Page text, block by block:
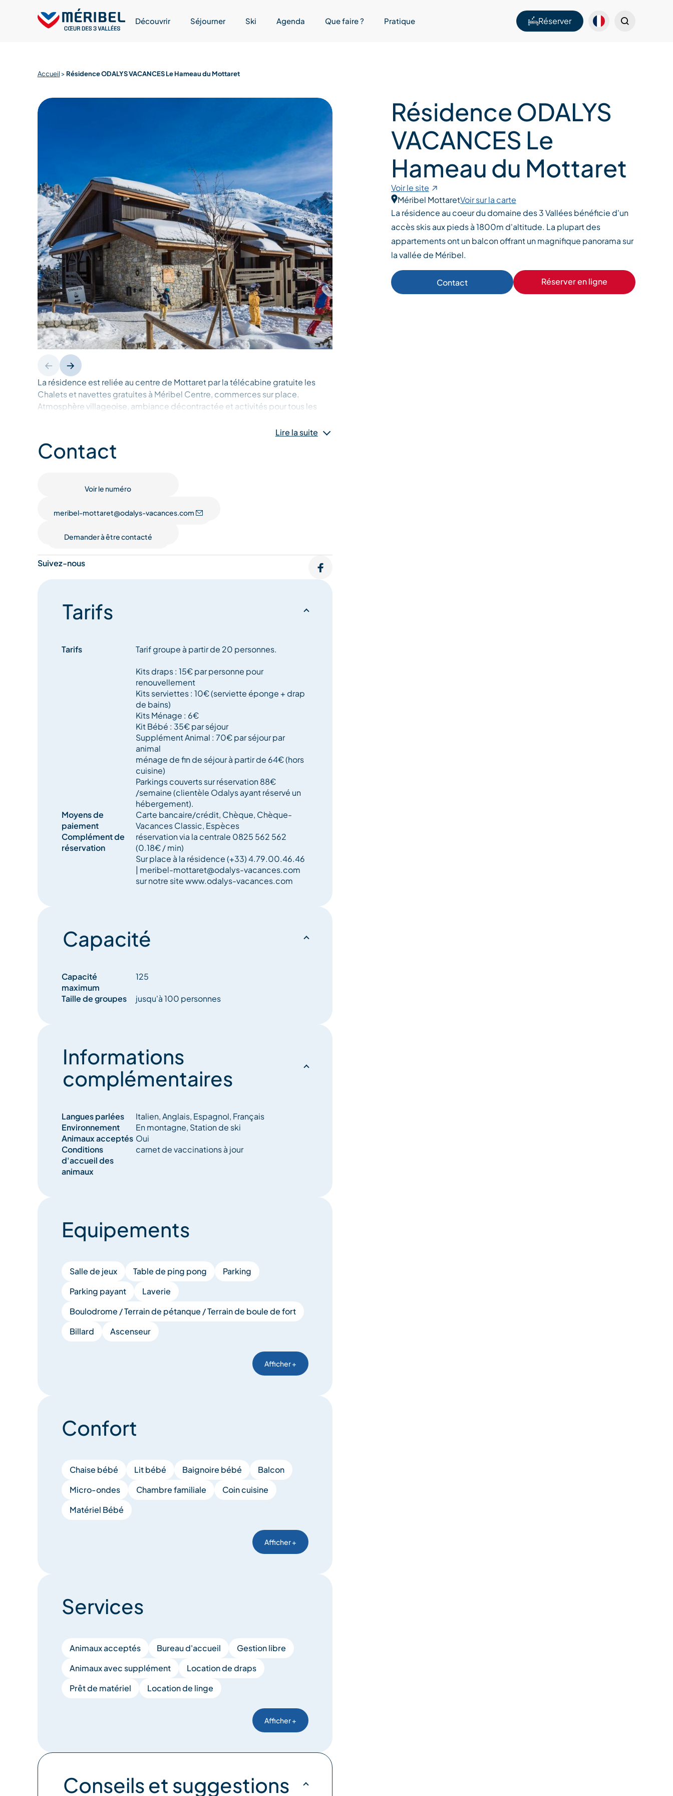
Découvrir Séjourner Ski Agenda Que faire ? Pratique Réserver
Accueil > Résidence ODALYS VACANCES Le Hameau du Mottaret
La résidence est reliée au centre de Mottaret par la télécabine gratuite les
Chalets et navettes gratuites à Méribel Centre, commerces sur place.
Atmosphère villageoise, ambiance décontractée et activités pour tous les
coeur de la Nature pour des balades inoubliables et au coeur du domaine des
3 Vallées, accès direct sur les pistes depuis la Résidence à proximité de sites
naturels exceptionnels (réserve naturelle du lac de Tuéda, Parc National de la
Lire la suite
Contact
Voir le numéro
meribel-mottaret@odalys-vacances.com
Demander à être contacté
Suivez-nous
Tarifs
Tarifs Tarif groupe à partir de 20 personnes.
Kits draps : 15€ par personne pour
renouvellement
Kits serviettes : 10€ (serviette éponge + drap
de bains)
Kits Ménage : 6€
Kit Bébé : 35€ par séjour
Supplément Animal : 70€ par séjour par
animal
ménage de fin de séjour à partir de 64€ (hors
cuisine)
Parkings couverts sur réservation 88€
/semaine (clientèle Odalys ayant réservé un
hébergement).
Moyens de
paiement
Carte bancaire/crédit, Chèque, Chèque-
Vacances Classic, Espèces
Complément de
réservation
réservation via la centrale 0825 562 562
(0.18€ / min)
Sur place à la résidence (+33) 4.79.00.46.46
| meribel-mottaret@odalys-vacances.com
sur notre site www.odalys-vacances.com
Capacité
Capacité
maximum
125
Taille de groupes jusqu'à 100 personnes
Informations
complémentaires
Langues parlées
Italien, Anglais, Espagnol, Français
Environnement
En montagne, Station de ski
Animaux acceptés Oui
Conditions
d'accueil des
animaux
carnet de vaccinations à jour
Equipements
Salle de jeux Table de ping pong
Parking
Parking payant
Laverie
Boulodrome / Terrain de pétanque / Terrain de boule de fort
Billard
Ascenseur
Afficher +
Confort
Chaise bébé Lit bébé Baignoire bébé
Balcon
Micro-ondes
Chambre familiale
Coin cuisine
Matériel Bébé
Afficher +
Services
Animaux acceptés Bureau d'accueil
Gestion libre
Animaux avec supplément
Location de draps
Prêt de matériel
Location de linge
Afficher +
Conseils et suggestions
Résidence ODALYS
VACANCES Le
Hameau du Mottaret
Voir le site
Méribel MottaretVoir sur la carte
La résidence au coeur du domaine des 3 Vallées bénéficie d'un
accès skis aux pieds à 1800m d'altitude. La plupart des
appartements ont un balcon offrant un magnifique panorama sur
la vallée de Méribel.
Contact Réserver en ligne